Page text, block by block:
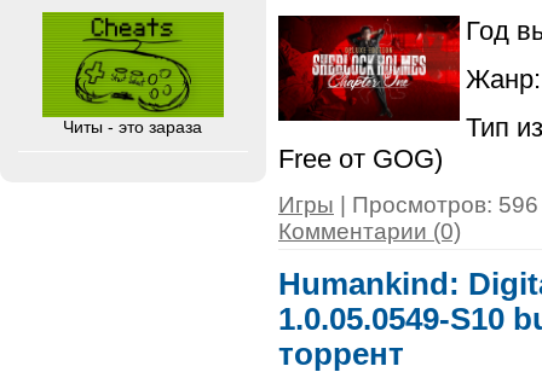
Читы - это зараза
Год
Жанр:
Тип
Free от GOG)
Игры | Просмотров:
Комментарии (0)
Humankind:
1.0.05.0549-S10
торрент